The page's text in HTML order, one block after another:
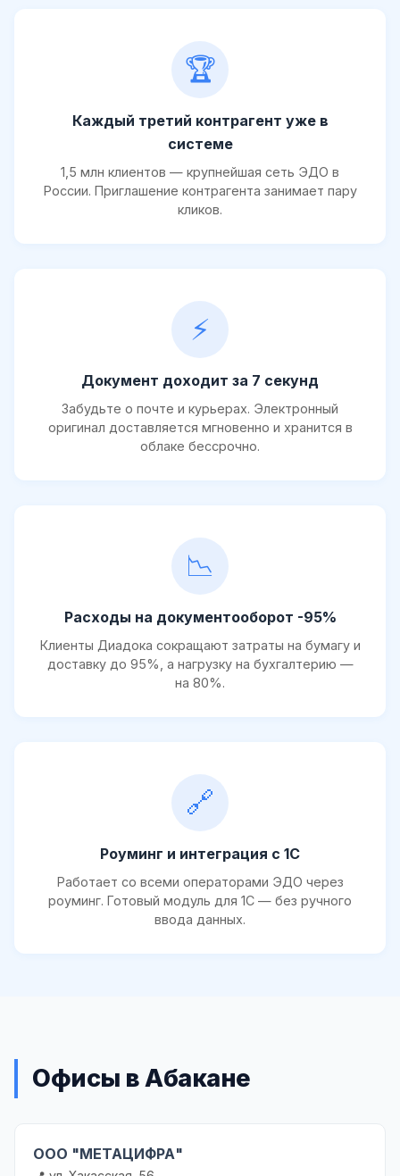
🏆
Каждый третий контрагент уже в
системе
1,5 млн клиентов — крупнейшая сеть ЭДО в
России. Приглашение контрагента занимает пару
кликов.
⚡
Документ доходит за 7 секунд
Забудьте о почте и курьерах. Электронный
оригинал доставляется мгновенно и хранится в
облаке бессрочно.
📉
Расходы на документооборот -95%
Клиенты Диадока сокращают затраты на бумагу и
доставку до 95%, а нагрузку на бухгалтерию —
на 80%.
🔗
Роуминг и интеграция с 1С
Работает со всеми операторами ЭДО через
роуминг. Готовый модуль для 1С — без ручного
ввода данных.
Офисы в Абакане
ООО "МЕТАЦИФРА"